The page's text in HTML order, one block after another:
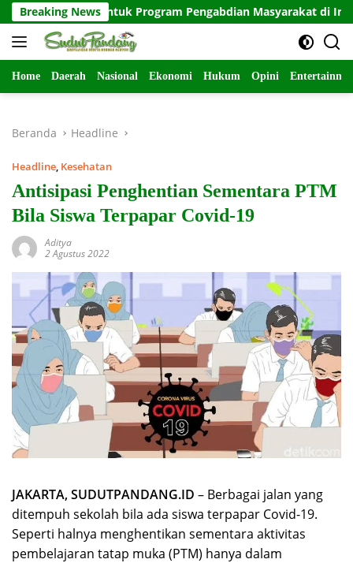
Langsung
ke
konten
Breaking News
untuk Program Pengabdian Masyarakat di Indramayu
Home Daerah Nasional Ekonomi Hukum Opini
Beranda Headline
Headline, Kesehatan
Antisipasi Penghentian Sementara PTM
Bila Siswa Terpapar Covid-19
Aditya
2 Agustus 2022
JAKARTA, SUDUTPANDANG.ID – Berbagai jalan yang
ditempuh sekolah bila ada siswa terpapar Covid-19.
Seperti halnya menghentikan sementara aktivitas
pembelajaran tatap muka (PTM) hanya dalam